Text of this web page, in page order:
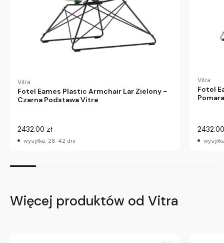
Vitra
Fotel Eames Plastic Armchair Lar Zielony -
Czarna Podstawa Vitra
2432.00 zł
wysyłka: 28-42 dni
Vitra
Fotel
Więcej produktów od Vitra